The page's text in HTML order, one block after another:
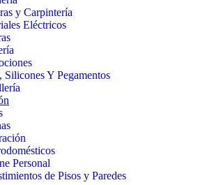
y Carpintería
Eléctricos
Silicones Y Pegamentos
Personal
de Pisos y Paredes